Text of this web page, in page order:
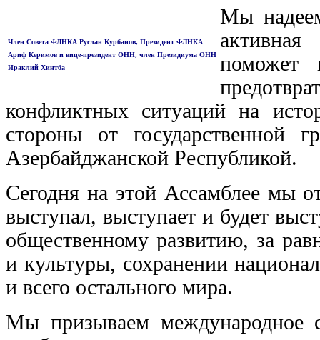
Член Совета ФЛНКА Руслан Курбанов, Президент ФЛНКА
Ариф Керимов и вице-президент ОНН, член Президиума ОНН
Ираклий Хинтба
Мы
поможет
конфликтных ситуаций на
стороны от государственной
Азербайджанской Республикой.
Сегодня на этой Ассамблее мы
выступал, выступает и будет
общественному развитию, за
и культуры, сохранении
и всего остального мира.
Мы призываем международное